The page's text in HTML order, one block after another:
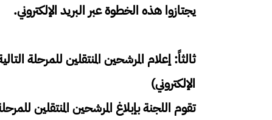
يجتازوا هذه الخطوة عبر البريد الإلكتروني.
ثالثاً: إعلام المرشحين المنتقلين للمرحلة
الإلكتروني)